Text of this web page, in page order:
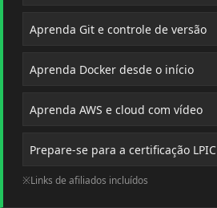
Aprenda Git e controle de versão
Aprenda Docker desde o início
Aprenda AWS e cloud com vídeo
Prepare-se para a certificação LPIC
※Links de afiliados incluídos